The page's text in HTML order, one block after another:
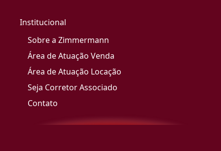
Institucional
Sobre a Zimmermann
Área de Atuação Venda
Área de Atuação Locação
Seja Corretor Associado
Contato